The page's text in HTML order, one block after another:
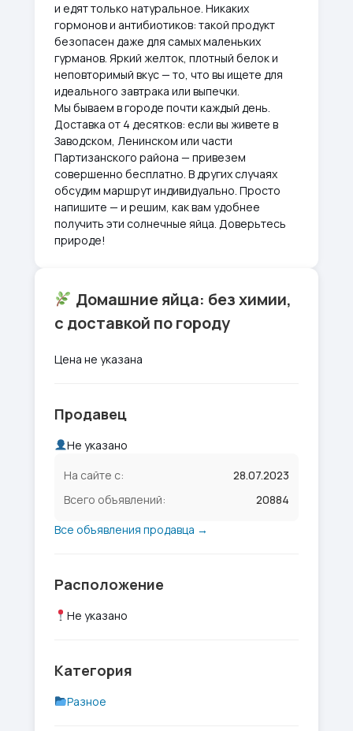
и едят только натуральное. Никаких
гормонов и антибиотиков: такой продукт
безопасен даже для самых маленьких
гурманов. Яркий желток, плотный белок и
неповторимый вкус — то, что вы ищете для
идеального завтрака или выпечки.
Мы бываем в городе почти каждый день.
Доставка от 4 десятков: если вы живете в
Заводском, Ленинском или части
Партизанского района — привезем
совершенно бесплатно. В других случаях
обсудим маршрут индивидуально. Просто
напишите — и решим, как вам удобнее
получить эти солнечные яйца. Доверьтесь
природе!
Домашние яйца: без химии,
с доставкой по городу
Цена не указана
Продавец
Не указано
На сайте с:
28.07.2023
Всего объявлений:
20884
Все объявления продавца →
Расположение
Не указано
Категория
Разное